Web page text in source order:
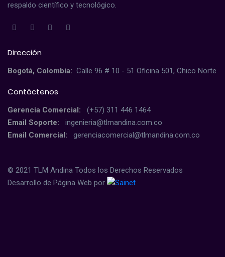
respaldo científico y tecnológico.
Dirección
Bogotá, Colombia: Calle 96 # 10 - 51 Oficina 501, Chico Norte
Contáctenos
Gerencia Comercial:
(+57) 311 446 1464
Email Soporte:
ingenieria@tlmandina.com.co
Email Comercial:
gerenciacomercial@tlmandina.com.co
© 2021 TLM Andina Todos los Derechos Reservados
Desarrollo de Página Web por